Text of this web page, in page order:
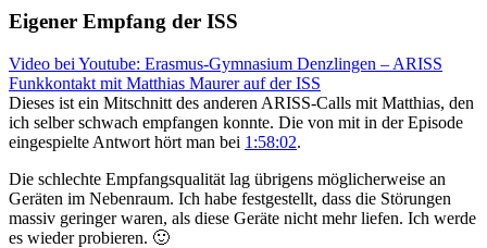
Eigener Empfang der ISS
Video bei Youtube: Erasmus-Gymnasium Denzlingen – ARISS
Funkkontakt mit Matthias Maurer auf der ISS
Dieses ist ein Mitschnitt des anderen ARISS-Calls mit Matthias, den
ich selber schwach empfangen konnte. Die von mit in der Episode
eingespielte Antwort hört man bei 1:58:02.
Die schlechte Empfangsqualität lag übrigens möglicherweise an
Geräten im Nebenraum. Ich habe festgestellt, dass die Störungen
massiv geringer waren, als diese Geräte nicht mehr liefen. Ich werde
es wieder probieren. 🙂